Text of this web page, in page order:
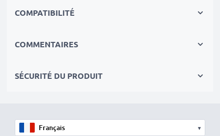
✔Batterie de rechange de très bonne qualité
avec
✔Longue durée de vie
avec sa Technologie moderne
✔Sécurité et Fiabilité Garanties contre
100% compatible
COMPATIBILITÉ
COMMENTAIRES
SÉCURITÉ DU PRODUIT
▾